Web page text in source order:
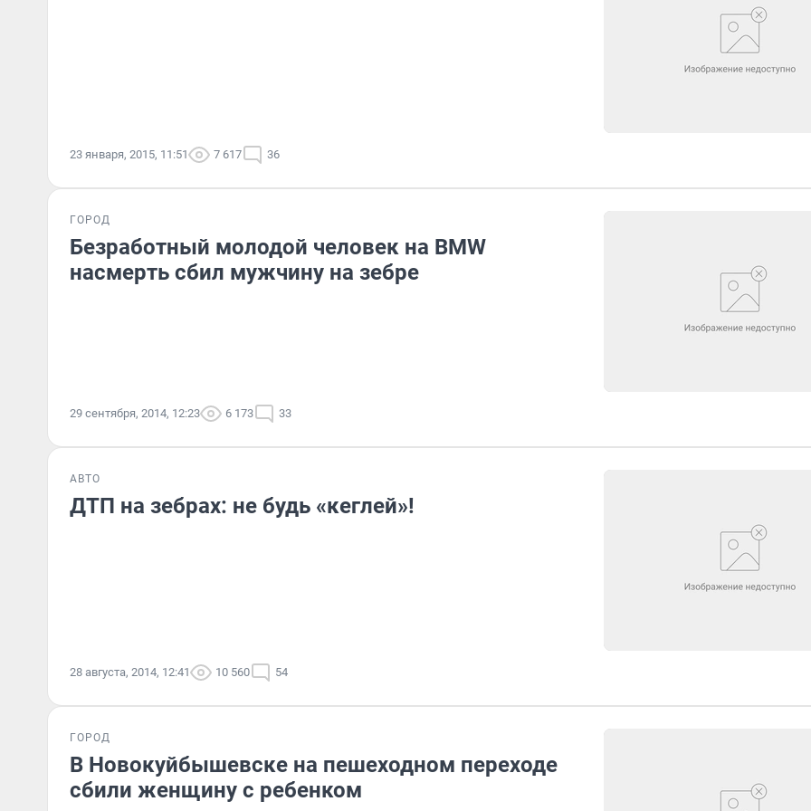
23 января, 2015, 11:51 7 617 36
ГОРОД
Безработный молодой человек на BMW
насмерть сбил мужчину на зебре
29 сентября, 2014, 12:23 6 173 33
АВТО
ДТП на зебрах: не будь «кеглей»!
28 августа, 2014, 12:41 10 560 54
ГОРОД
В Новокуйбышевске на пешеходном переходе
сбили женщину с ребенком